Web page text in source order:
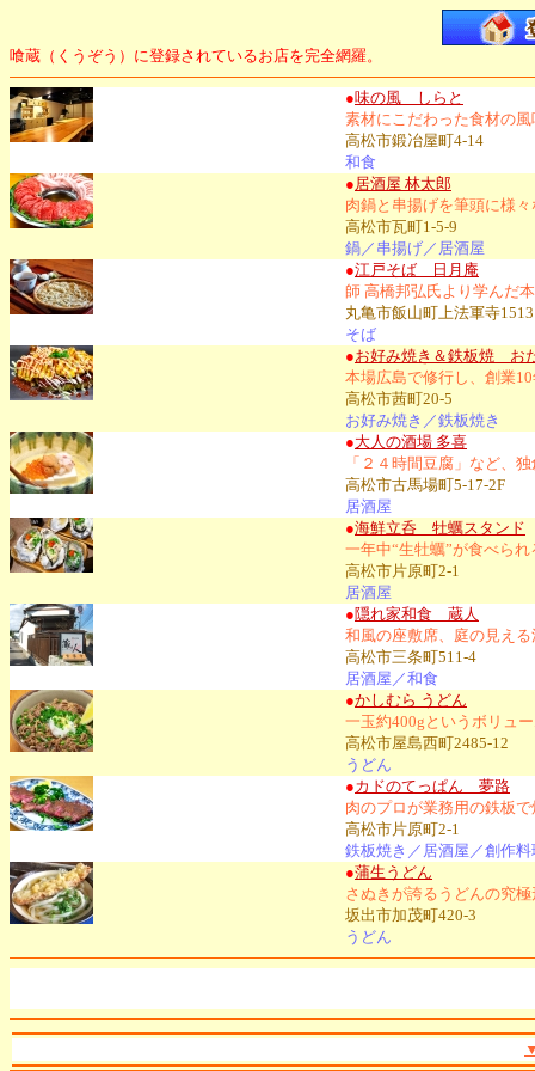
喰蔵（くうぞう）に登録されているお店を完全網羅。
●味の風 しらと
素材にこだわった食材の
高松市鍛冶屋町4-14
和食
●居酒屋 林太郎
肉鍋と串揚げを筆頭に様
高松市瓦町1-5-9
鍋／串揚げ／居酒屋
●江戸そば 日月庵
師 高橋邦弘氏より学んだ
丸亀市飯山町上法軍寺1513
そば
●お好み焼き＆鉄板焼 お
本場広島で修行し、創業
高松市茜町20-5
お好み焼き／鉄板焼き
●大人の酒場 多喜
「２４時間豆腐」など、
高松市古馬場町5-17-2F
居酒屋
●海鮮立呑 牡蠣スタンド
一年中“生牡蠣”が食べら
高松市片原町2-1
居酒屋
●隠れ家和食 蔵人
和風の座敷席、庭の見え
高松市三条町511-4
居酒屋／和食
●かしむら うどん
一玉約400gというボリュ
高松市屋島西町2485-12
うどん
●カドのてっぱん 夢路
肉のプロが業務用の鉄板
高松市片原町2-1
鉄板焼き／居酒屋／創作料
●蒲生うどん
さぬきが誇るうどんの究
坂出市加茂町420-3
うどん